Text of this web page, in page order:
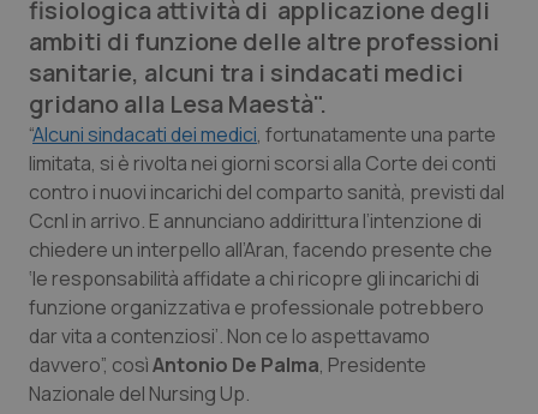
Abruzzo
Basilicata
Calabria
Campania
Emilia-Romagna
Friuli Venezia Giulia
Lazio
QS Pro Gold
Artrite & artrosi
Asma & BPCO
Car-T
Colesterolo & coronaropatie
Dermatite Atopica
Diabete & glucometri
QS Club Newsletter
fisiologica attività di applicazione degli
ambiti di funzione delle altre professioni
sanitarie, alcuni tra i sindacati medici
gridano alla Lesa Maestà".
“Alcuni sindacati dei medici, fortunatamente una parte
limitata, si è rivolta nei giorni scorsi alla Corte dei conti
contro i nuovi incarichi del comparto sanità, previsti dal
Ccnl in arrivo. E annunciano addirittura l’intenzione di
chiedere un interpello all’Aran, facendo presente che
‘le responsabilità affidate a chi ricopre gli incarichi di
funzione organizzativa e professionale potrebbero
dar vita a contenziosi’. Non ce lo aspettavamo
davvero”, cosìAntonio De Palma, Presidente
Nazionale del Nursing Up.